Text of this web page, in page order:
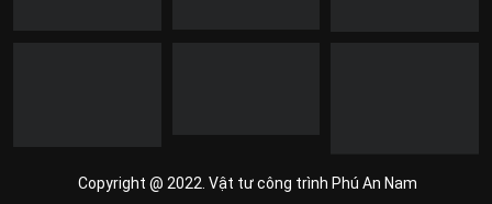
Copyright @ 2022. Vật tư công trình Phú An Nam